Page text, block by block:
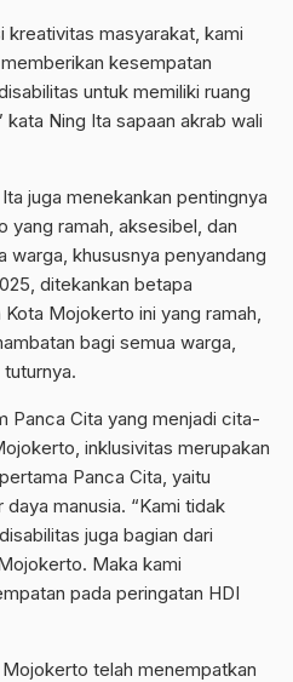
kreativitas masyarakat, kami
kesempatan
untuk memiliki ruang
Ning Ita sapaan akrab wali
juga menekankan pentingnya
yang ramah, aksesibel, dan
warga, khususnya penyandang
ditekankan betapa
Mojokerto ini yang ramah,
bagi semua warga,
Panca Cita yang menjadi cita-
inklusivitas merupakan
Panca Cita, yaitu
manusia. “Kami tidak
juga bagian dari
Maka kami
pada peringatan HDI
telah menempatkan